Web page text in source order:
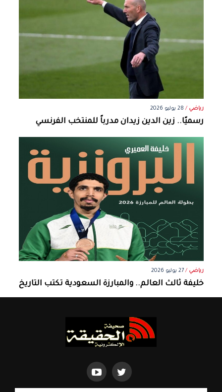
رياضي / 28 يوليو 2026
رسميًا.. زين الدين زيدان مدرباً للمنتخب الفرنسي
رياضي /27 يوليو 2026
خليفة ثالث العالم.. والمبارزة السعودية تكتب التاريخ